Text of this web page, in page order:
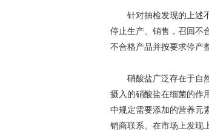
针对抽检发现的上述不
停止生产、销售，召回不
不合格产品并按要求停产
硝酸盐广泛存在于自然
摄入的硝酸盐在细菌的作
中规定需要添加的营养元
销商联系。在市场上发现